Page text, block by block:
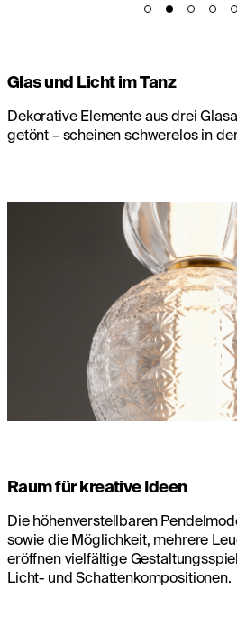
Glas und Licht im Tanz
Dekorative Elemente aus drei
getönt – scheinen schwerelos in
Raum für kreative Ideen
Die höhenverstellbaren
sowie die Möglichkeit, mehrere
eröffnen vielfältige
Licht- und Schattenkompositionen.